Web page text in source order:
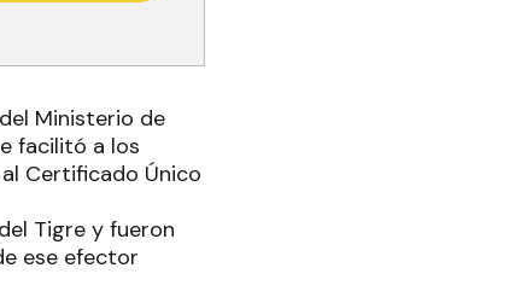
Ministerio de
facilitó a los
Certificado Único
Tigre y fueron
ese efector